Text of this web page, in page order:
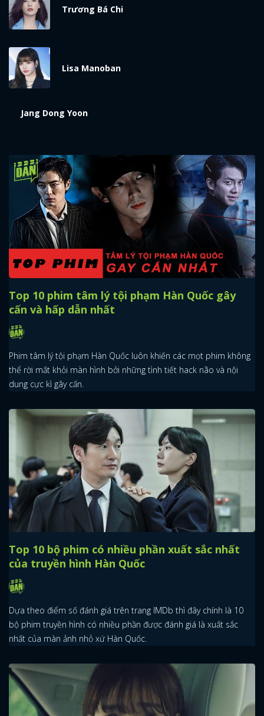
Trương Bá Chi
Lisa Manoban
Jang Dong Yoon
Top 10 phim tâm lý tội phạm Hàn Quốc gây
cấn và hấp dẫn nhất
Phim tâm lý tội phạm Hàn Quốc luôn khiến các mọt phim không
thể rời mắt khỏi màn hình bởi những tình tiết hack não và nội
dung cực kì gây cấn.
Top 10 bộ phim có nhiều phần xuất sắc nhất
của truyền hình Hàn Quốc
Dựa theo điểm số đánh giá trên trang IMDb thì đây chính là 10
bộ phim truyền hình có nhiều phần được đánh giá là xuất sắc
nhất của màn ảnh nhỏ xứ Hàn Quốc.